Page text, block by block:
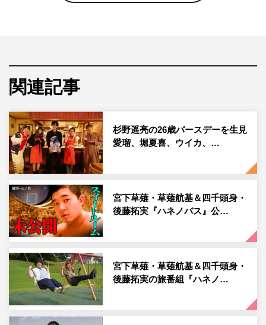
で秀才の小杉麻里役を演じて話題となった女優の志田彩良
する。今回調査員たちが調べる謎は、不思議な山シリー
ズ。登山客が皆“小刻みにジャンプ”してしまう「ポンポン
山の謎」などを調査していく。
関連記事
杉野遥亮の26歳バースデーを生見
愛瑠、堀夏喜、ウイカ、…
宮下草薙・草薙航基＆四千頭身・
後藤拓実『ハネノバス』公…
宮下草薙・草薙航基＆四千頭身・
後藤拓実の旅番組『ハネノ…